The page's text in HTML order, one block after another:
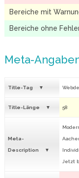
Bereiche mit
Bereiche ohne
Meta-
Title-Tag
Title-Länge 58
Meta-
Description
Jetzt